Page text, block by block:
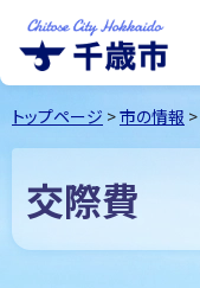
千歳市Chitose
City Hokkaido
トップページ >市の情報 >
交際費